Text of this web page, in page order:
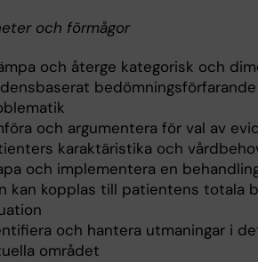
och förmågor
och återge kategorisk och
och argumentera för val av
karaktäristika och
och implementera en
kan kopplas till patientens totala
och hantera utmaningar i
området